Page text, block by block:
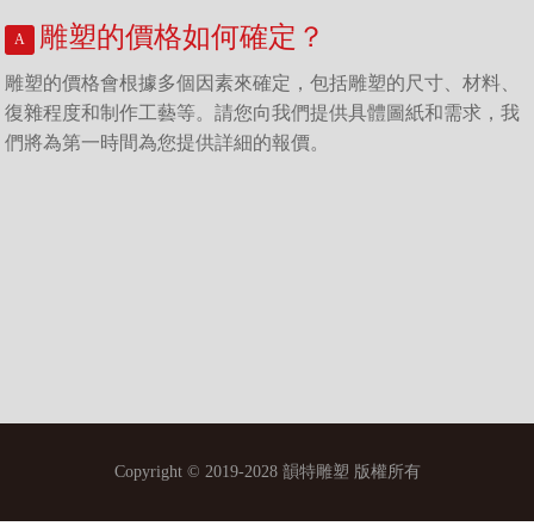
雕塑的價格如何確定？
雕塑的價格會根據多個因素來確定，包括雕塑的尺寸、材料、
復雜程度和制作工藝等。請您向我們提供具體圖紙和需求，我
們將為第一時間為您提供詳細的報價。
只承接數十厘米到十數米的大中型雕塑定制。
Copyright © 2019-2028 韻特雕塑 版權所有